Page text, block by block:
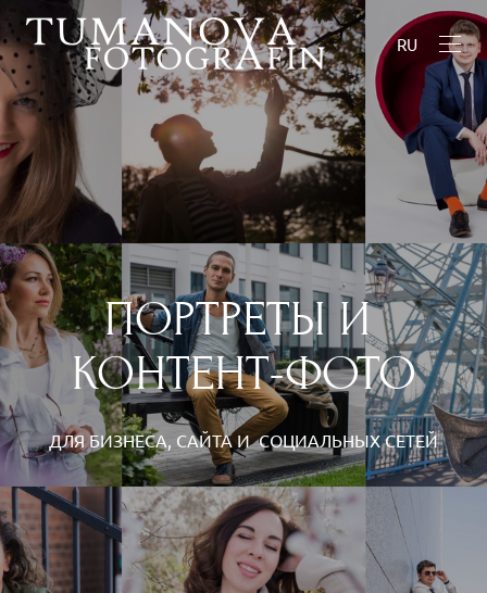
RU
ПОРТРЕТЫ И
КОНТЕНТ-ФОТО
ДЛЯ БИЗНЕСА, САЙТА И СОЦИАЛЬНЫХ СЕТЕЙ